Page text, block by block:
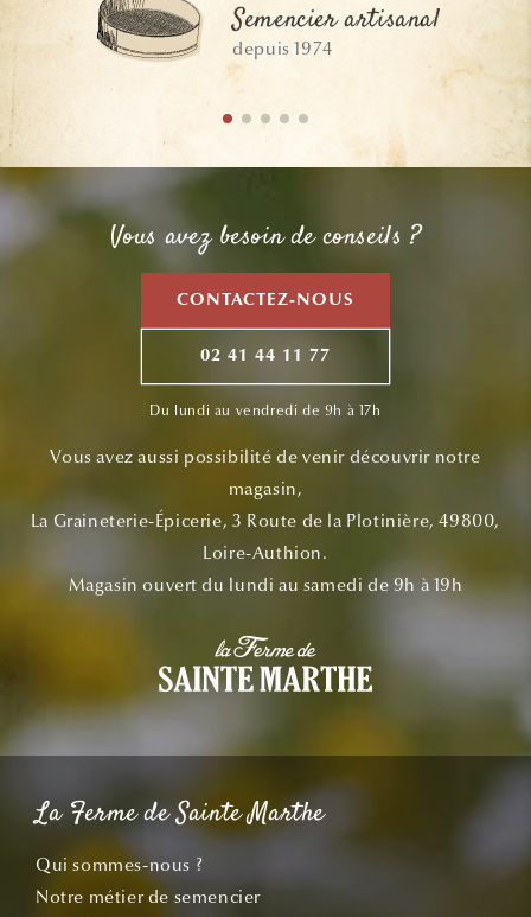
Semencier artisanal
depuis 1974
Vous avez besoin de conseils ?
CONTACTEZ-NOUS
02 41 44 11 77
Du lundi au vendredi de 9h à 17h
Vous avez aussi possibilité de venir découvrir notre
magasin,
La Graineterie-Épicerie, 3 Route de la Plotinière, 49800,
Loire-Authion.
Magasin ouvert du lundi au samedi de 9h à 19h
La Ferme de Sainte Marthe
Qui sommes-nous ?
Notre métier de semencier